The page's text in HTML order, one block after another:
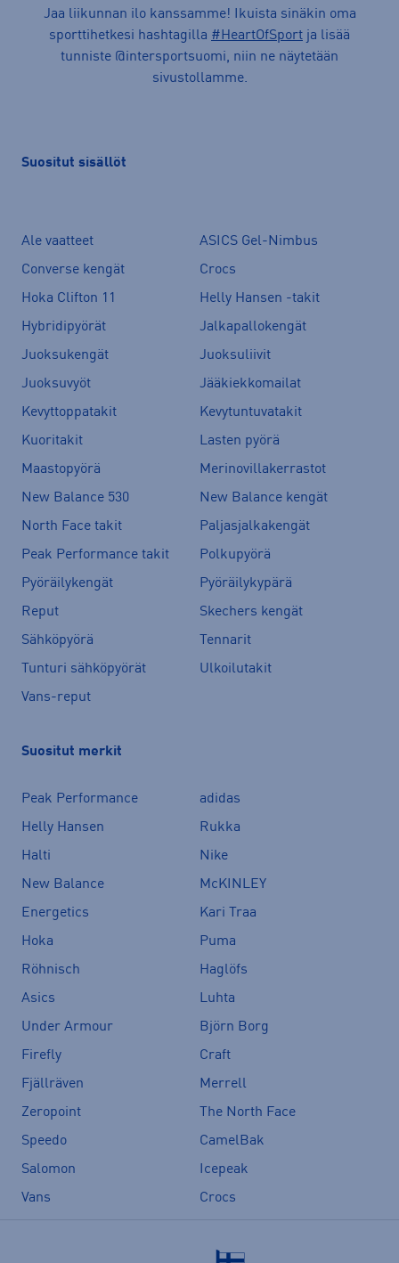
Jaa liikunnan ilo kanssamme! Ikuista sinäkin oma
sporttihetkesi hashtagilla #HeartOfSport ja lisää
tunniste @intersportsuomi, niin ne näytetään
sivustollamme.
Suositut sisällöt
Ale vaatteet
ASICS Gel-Nimbus
Converse kengät
Crocs
Hoka Clifton 11
Helly Hansen -takit
Hybridipyörät
Jalkapallokengät
Juoksukengät
Juoksuliivit
Juoksuvyöt
Jääkiekkomailat
Kevyttoppatakit
Kevytuntuvatakit
Kuoritakit
Lasten pyörä
Maastopyörä
Merinovillakerrastot
New Balance 530
New Balance kengät
North Face takit
Paljasjalkakengät
Peak Performance takit
Polkupyörä
Pyöräilykengät
Pyöräilykypärä
Reput
Skechers kengät
Sähköpyörä
Tennarit
Tunturi sähköpyörät
Ulkoilutakit
Vans-reput
Suositut merkit
Peak Performance
adidas
Helly Hansen
Rukka
Halti
Nike
New Balance
McKINLEY
Energetics
Kari Traa
Hoka
Puma
Röhnisch
Haglöfs
Asics
Luhta
Under Armour
Björn Borg
Firefly
Craft
Fjällräven
Merrell
Zeropoint
The North Face
Speedo
CamelBak
Salomon
Icepeak
Vans
Crocs